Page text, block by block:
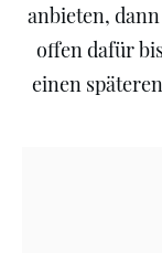
anbieten,
offen dafür
einen